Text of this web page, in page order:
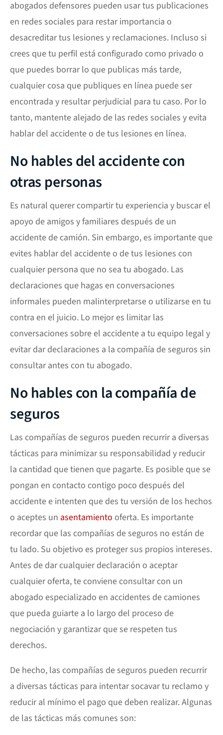
abogados defensores pueden usar tus publicaciones
en redes sociales para restar importancia o
desacreditar tus lesiones y reclamaciones. Incluso si
crees que tu perfil está configurado como privado o
que puedes borrar lo que publicas más tarde,
cualquier cosa que publiques en línea puede ser
encontrada y resultar perjudicial para tu caso. Por lo
tanto, mantente alejado de las redes sociales y evita
hablar del accidente o de tus lesiones en línea.
No hables del accidente con
otras personas
Es natural querer compartir tu experiencia y buscar el
apoyo de amigos y familiares después de un
accidente de camión. Sin embargo, es importante que
evites hablar del accidente o de tus lesiones con
cualquier persona que no sea tu abogado. Las
declaraciones que hagas en conversaciones
informales pueden malinterpretarse o utilizarse en tu
contra en el juicio. Lo mejor es limitar las
conversaciones sobre el accidente a tu equipo legal y
evitar dar declaraciones a la compañía de seguros sin
consultar antes con tu abogado.
No hables con la compañía de
seguros
Las compañías de seguros pueden recurrir a diversas
tácticas para minimizar su responsabilidad y reducir
la cantidad que tienen que pagarte. Es posible que se
pongan en contacto contigo poco después del
accidente e intenten que des tu versión de los hechos
o aceptes un asentamiento oferta. Es importante
recordar que las compañías de seguros no están de
tu lado. Su objetivo es proteger sus propios intereses.
Antes de dar cualquier declaración o aceptar
cualquier oferta, te conviene consultar con un
abogado especializado en accidentes de camiones
que pueda guiarte a lo largo del proceso de
negociación y garantizar que se respeten tus
derechos.
De hecho, las compañías de seguros pueden recurrir
a diversas tácticas para intentar socavar tu reclamo y
reducir al mínimo el pago que deben realizar. Algunas
de las tácticas más comunes son: